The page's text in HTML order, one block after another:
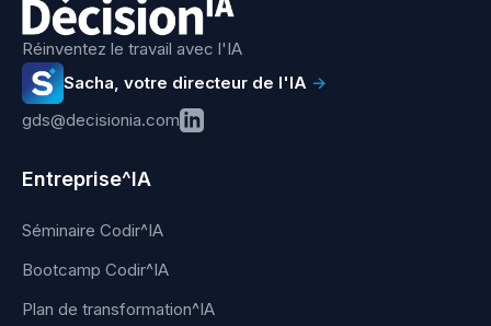
Réinventez le travail avec l'IA
Sacha, votre directeur de l'IA →
gds@decisionia.com
Entreprise^IA
Séminaire Codir^IA
Bootcamp Codir^IA
Plan de transformation^IA